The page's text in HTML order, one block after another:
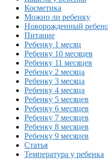
Косметика
Можно ли ребенку
Новорожденный
Питание
Ребенку 1 месяц
Ребенку 10 месяцев
Ребенку 11 месяцев
Ребенку 2 месяца
Ребенку 3 месяца
Ребенку 4 месяца
Ребенку 5 месяцев
Ребенку 6 месяцев
Ребенку 7 месяцев
Ребенку 8 месяцев
Ребенку 9 месяцев
Статья
Температура у ребенка